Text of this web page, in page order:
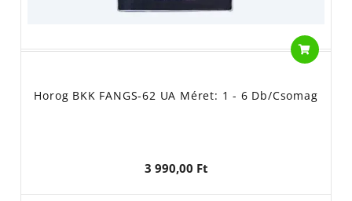
Horog BKK FANGS-62 UA Méret: 1 - 6 Db/csomag
3 990,00 Ft